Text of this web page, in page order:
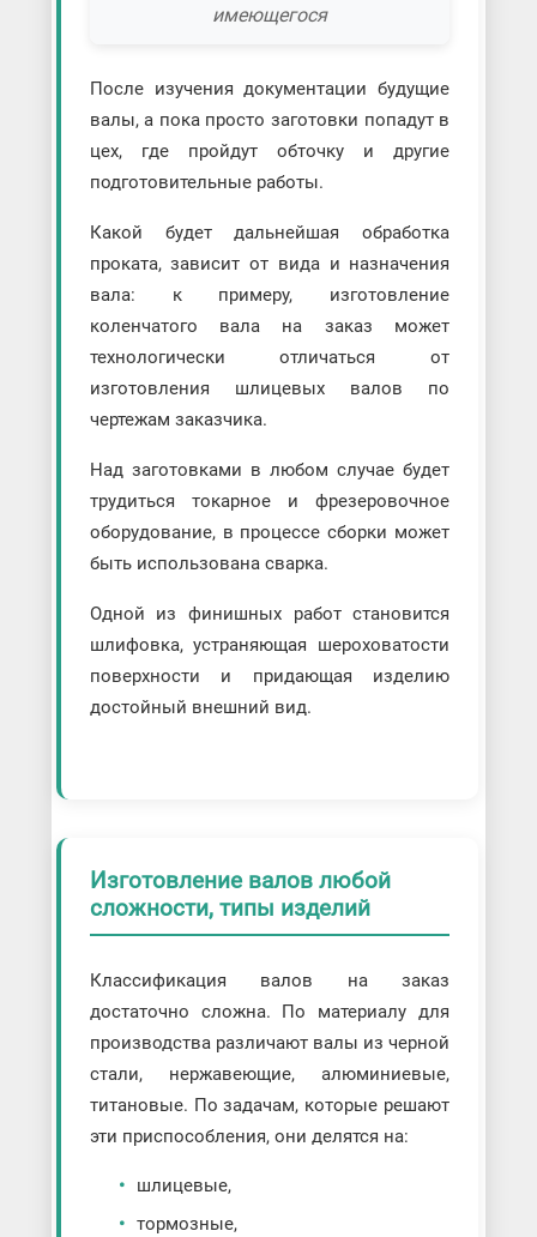
имеющегося
После изучения документации будущие
валы, а пока просто заготовки попадут в
цех, где пройдут обточку и другие
подготовительные работы.
Какой будет дальнейшая обработка
проката, зависит от вида и назначения
вала: к примеру, изготовление
коленчатого вала на заказ может
технологически отличаться от
изготовления шлицевых валов по
чертежам заказчика.
Над заготовками в любом случае будет
трудиться токарное и фрезеровочное
оборудование, в процессе сборки может
быть использована сварка.
Одной из финишных работ становится
шлифовка, устраняющая шероховатости
поверхности и придающая изделию
достойный внешний вид.
Изготовление валов любой
сложности, типы изделий
Классификация валов на заказ
достаточно сложна. По материалу для
производства различают валы из черной
стали, нержавеющие, алюминиевые,
титановые. По задачам, которые решают
эти приспособления, они делятся на:
шлицевые,
тормозные,